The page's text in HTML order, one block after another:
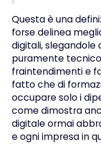
Questa è una
forse delinea
digitali, slegandole
puramente
fraintendimenti e
fatto che di
occupare solo i
come dimostra
digitale ormai
e ogni impresa in